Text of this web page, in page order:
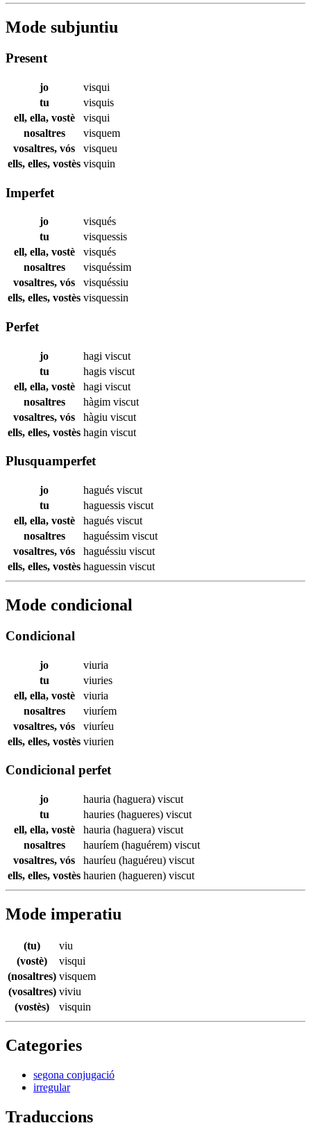
Mode subjuntiu
Present
jo
visqui
tu
visquis
ell, ella, vostè
visqui
nosaltres
visquem
vosaltres, vós
visqueu
ells, elles, vostès visquin
Imperfet
jo
visqués
tu
visquessis
ell, ella, vostè
visqués
nosaltres
visquéssim
vosaltres, vós
visquéssiu
ells, elles, vostès visquessin
Perfet
jo hagi viscut
tu
hagis viscut
ell, ella, vostè
hagi viscut
nosaltres
hàgim viscut
vosaltres, vós
hàgiu viscut
ells, elles, vostès hagin viscut
Plusquamperfet
jo hagués viscut
tu
haguessis viscut
ell, ella, vostè
hagués viscut
nosaltres
haguéssim viscut
vosaltres, vós
haguéssiu viscut
ells, elles, vostès haguessin viscut
Mode condicional
Condicional
jo
viuria
tu
viuries
ell, ella, vostè
viuria
nosaltres
viuríem
vosaltres, vós
viuríeu
ells, elles, vostès viurien
Condicional perfet
jo hauria (haguera) viscut
tu
hauries (hagueres) viscut
ell, ella, vostè
hauria (haguera) viscut
nosaltres
hauríem (haguérem) viscut
vosaltres, vós
hauríeu (haguéreu) viscut
ells, elles, vostès haurien (hagueren) viscut
Mode imperatiu
(tu)
viu
(vostè)
visqui
(nosaltres) visquem
(vosaltres) viviu
(vostès)
visquin
Categories
segona conjugació
irregular
Traduccions